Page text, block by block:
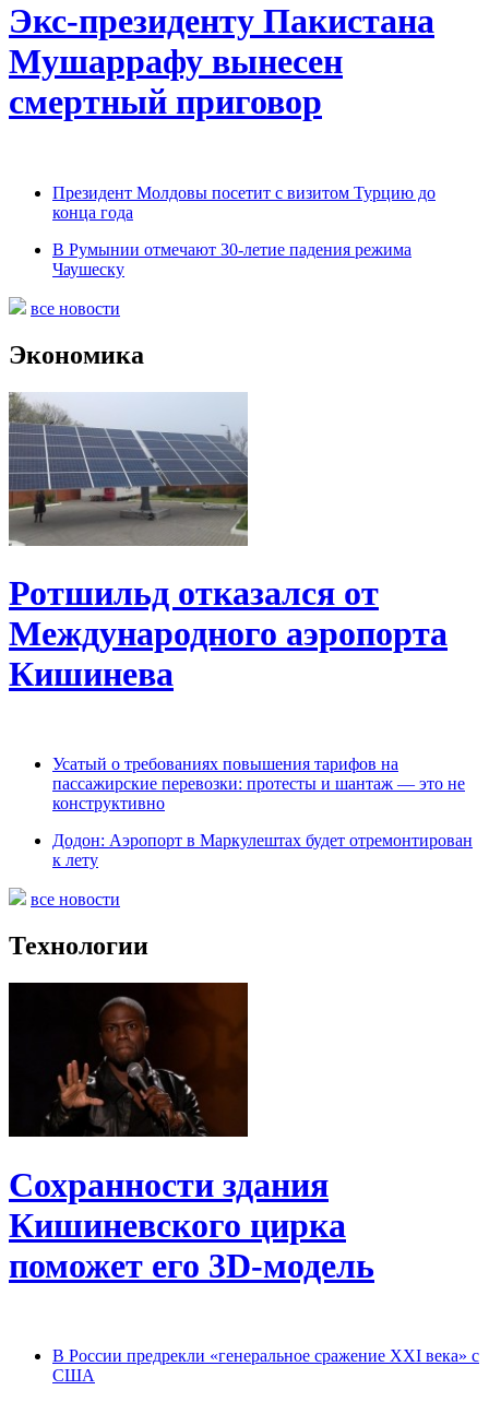
Экс-президенту Пакистана
Мушаррафу вынесен
смертный приговор
Президент Молдовы посетит с визитом Турцию до
конца года
В Румынии отмечают 30-летие падения режима
Чаушеску
все новости
Экономика
Ротшильд отказался от
Международного аэропорта
Кишинева
Усатый о требованиях повышения тарифов на
пассажирские перевозки: протесты и шантаж — это не
конструктивно
Додон: Аэропорт в Маркулештах будет отремонтирован
к лету
все новости
Технологии
Сохранности здания
Кишиневского цирка
поможет его 3D-модель
В России предрекли «генеральное сражение XXI века» с
США